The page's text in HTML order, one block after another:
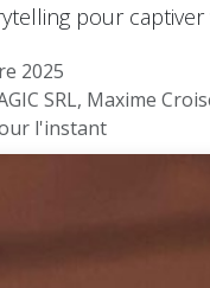
pour
2025
SRL, Maxime
l'instant